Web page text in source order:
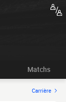
Matchs
Carrière